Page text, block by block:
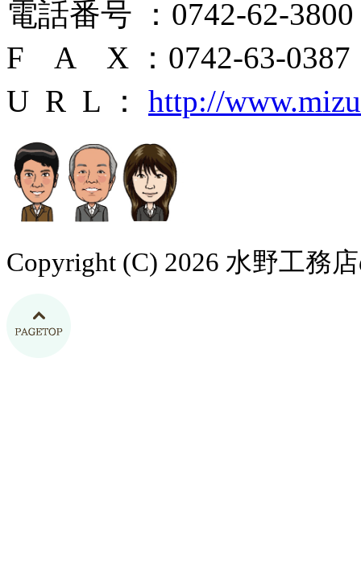
電話番号 ：0742-62-3800
F A X ：0742-63-0387
U R L ： http://
Copyright (C) 2026 水野工務